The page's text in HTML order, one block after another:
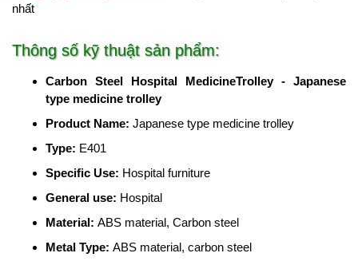
nhất
Thông số kỹ thuật sản phẩm:
Carbon Steel Hospital MedicineTrolley -Japanese
type medicinetrolley
Product Name: Japanese type medicine trolley
Type: E401
Specific Use: Hospital furniture
General use: Hospital
Material: ABS material, Carbon steel
Metal Type: ABS material, carbon steel